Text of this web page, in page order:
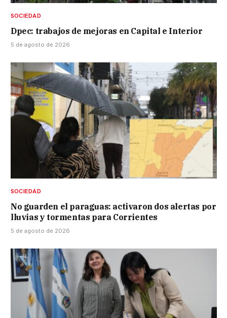
SOCIEDAD
Dpec: trabajos de mejoras en Capital e Interior
5 de agosto de 2026
SOCIEDAD
No guarden el paraguas: activaron dos alertas por
lluvias y tormentas para Corrientes
5 de agosto de 2026